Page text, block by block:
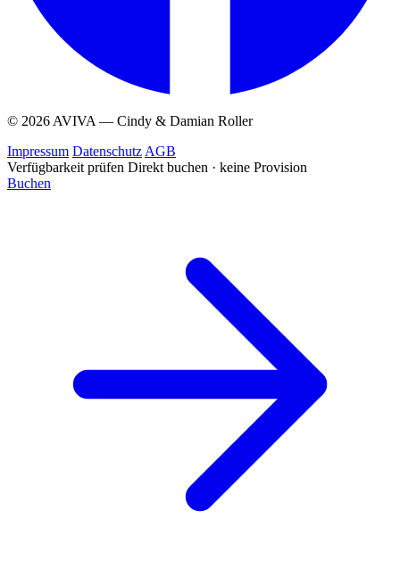
© 2026 AVIVA — Cindy & Damian Roller
Impressum Datenschutz AGB
Verfügbarkeit prüfen Direkt buchen · keine Provision
Buchen